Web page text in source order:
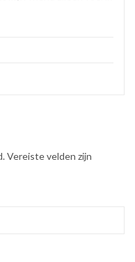
Vereiste velden zijn